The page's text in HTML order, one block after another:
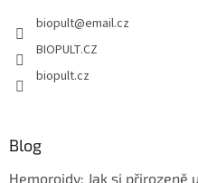
biopult@email.cz
BIOPULT.CZ
biopult.cz
Blog
Hemoroidy: Jak si přirozeně